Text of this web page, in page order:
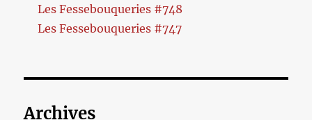
Les Fessebouqueries #748
Les Fessebouqueries #747
Archives